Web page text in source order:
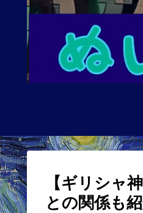
【ギリシャ
との関係も